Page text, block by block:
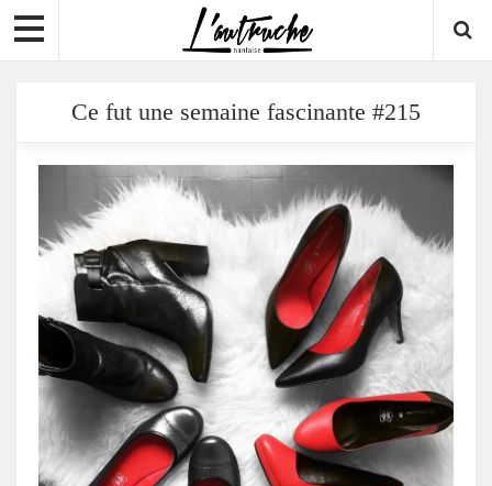
Ce fut une semaine fascinante #215